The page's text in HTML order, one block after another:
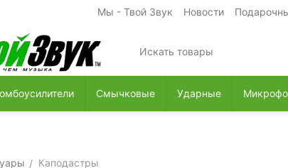
Мы - Твой Звук Новости
Смычковые Ударные
/ Каподастры